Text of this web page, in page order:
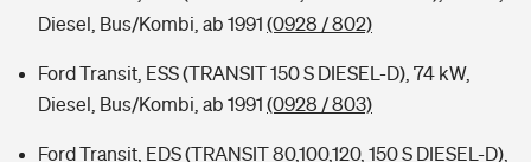
Diesel, Bus/Kombi, ab 1991 (0928 / 802)
Ford Transit, ESS (TRANSIT 150 S DIESEL-D), 74 kW,
Diesel, Bus/Kombi, ab 1991 (0928 / 803)
Ford Transit, EDS (TRANSIT 80,100,120, 150 S DIESEL-D),